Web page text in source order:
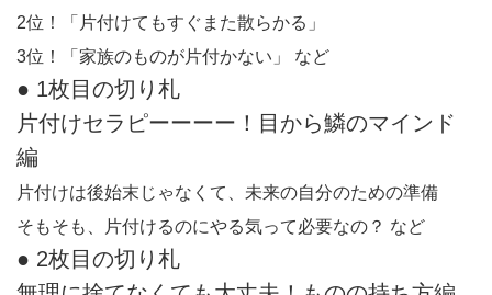
2位！「片付けてもすぐまた散らかる」
3位！「家族のものが片付かない」 など
● 1枚目の切り札
片付けセラピーーーー！目から鱗のマインド
編
片付けは後始末じゃなくて、未来の自分のための準備
そもそも、片付けるのにやる気って必要なの？ など
● 2枚目の切り札